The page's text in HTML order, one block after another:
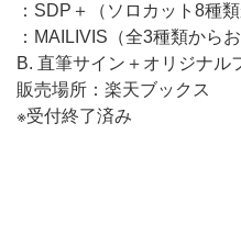
：SDP＋（ソロカット8種
：MAILIVIS（全3種類から
B. 直筆サイン＋オリジナル
販売場所：楽天ブックス
※受付終了済み